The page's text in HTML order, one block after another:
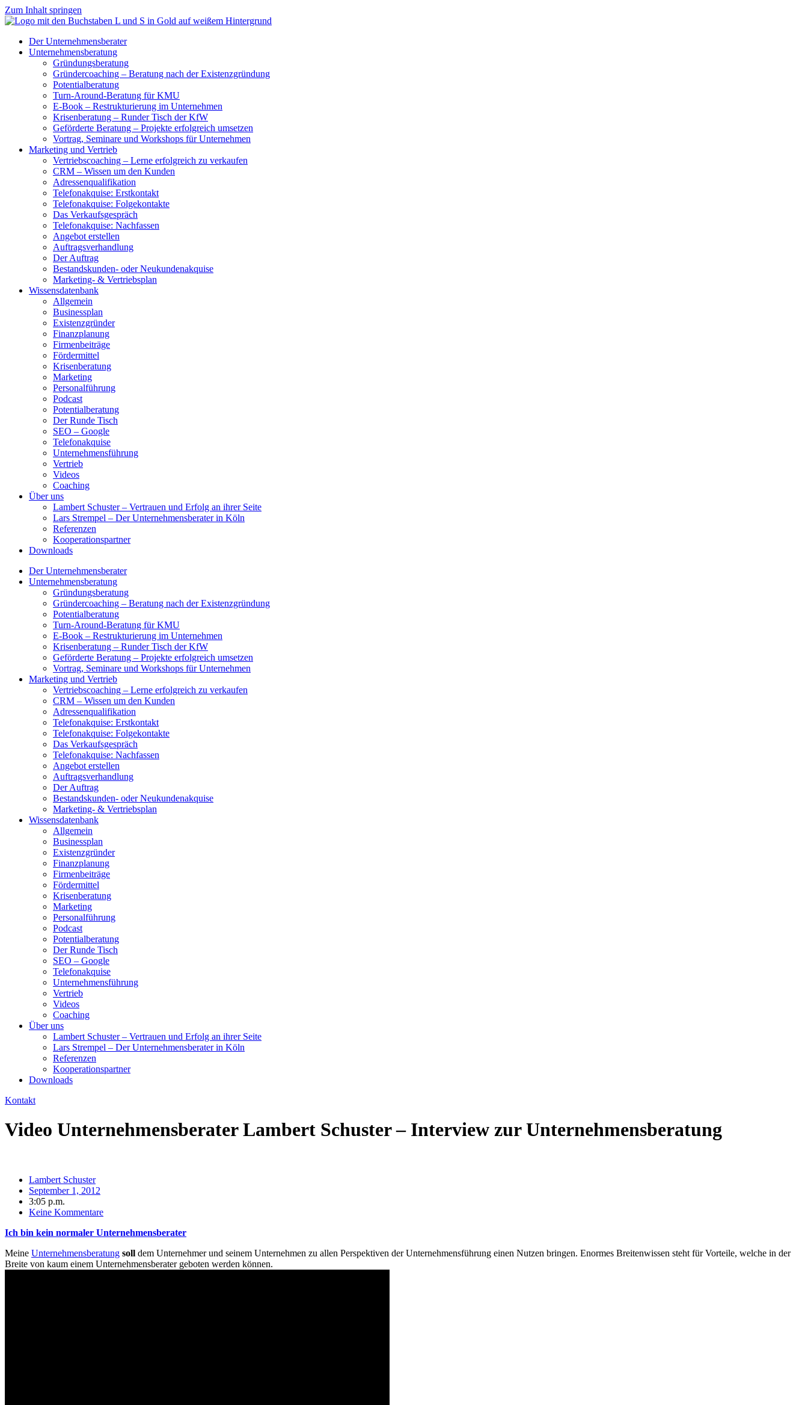
Zum Inhalt springen
Der Unternehmensberater
Unternehmensberatung
Gründungsberatung
Gründercoaching – Beratung nach der Existenzgründung
Potentialberatung
Turn-Around-Beratung für KMU
E-Book – Restrukturierung im Unternehmen
Krisenberatung – Runder Tisch der KfW
Geförderte Beratung – Projekte erfolgreich umsetzen
Vortrag, Seminare und Workshops für Unternehmen
Marketing und Vertrieb
Vertriebscoaching – Lerne erfolgreich zu verkaufen
CRM – Wissen um den Kunden
Adressenqualifikation
Telefonakquise: Erstkontakt
Telefonakquise: Folgekontakte
Das Verkaufsgespräch
Telefonakquise: Nachfassen
Angebot erstellen
Auftragsverhandlung
Der Auftrag
Bestandskunden- oder Neukundenakquise
Marketing- & Vertriebsplan
Wissensdatenbank
Allgemein
Businessplan
Existenzgründer
Finanzplanung
Firmenbeiträge
Fördermittel
Krisenberatung
Marketing
Personalführung
Podcast
Potentialberatung
Der Runde Tisch
SEO – Google
Telefonakquise
Unternehmensführung
Vertrieb
Videos
Coaching
Über uns
Lambert Schuster – Vertrauen und Erfolg an ihrer Seite
Lars Strempel – Der Unternehmensberater in Köln
Referenzen
Kooperationspartner
Downloads
Der Unternehmensberater
Unternehmensberatung
Gründungsberatung
Gründercoaching – Beratung nach der Existenzgründung
Potentialberatung
Turn-Around-Beratung für KMU
E-Book – Restrukturierung im Unternehmen
Krisenberatung – Runder Tisch der KfW
Geförderte Beratung – Projekte erfolgreich umsetzen
Vortrag, Seminare und Workshops für Unternehmen
Marketing und Vertrieb
Vertriebscoaching – Lerne erfolgreich zu verkaufen
CRM – Wissen um den Kunden
Adressenqualifikation
Telefonakquise: Erstkontakt
Telefonakquise: Folgekontakte
Das Verkaufsgespräch
Telefonakquise: Nachfassen
Angebot erstellen
Auftragsverhandlung
Der Auftrag
Bestandskunden- oder Neukundenakquise
Marketing- & Vertriebsplan
Wissensdatenbank
Allgemein
Businessplan
Existenzgründer
Finanzplanung
Firmenbeiträge
Fördermittel
Krisenberatung
Marketing
Personalführung
Podcast
Potentialberatung
Der Runde Tisch
SEO – Google
Telefonakquise
Unternehmensführung
Vertrieb
Videos
Coaching
Über uns
Lambert Schuster – Vertrauen und Erfolg an ihrer Seite
Lars Strempel – Der Unternehmensberater in Köln
Referenzen
Kooperationspartner
Downloads
Kontakt
Video Unternehmensberater Lambert Schuster – Interview zur Unternehmensberatung
Lambert Schuster
September 1, 2012
3:05 p.m.
Keine Kommentare
Ich bin kein normaler Unternehmensberater
Meine Unternehmensberatung soll dem Unternehmer und seinem Unternehmen zu allen Perspektiven der Unternehmensführung einen Nutzen bringen. Enormes Breitenwissen steht für Vorteile, welche in der
Breite von kaum einem Unternehmensberater geboten werden können.